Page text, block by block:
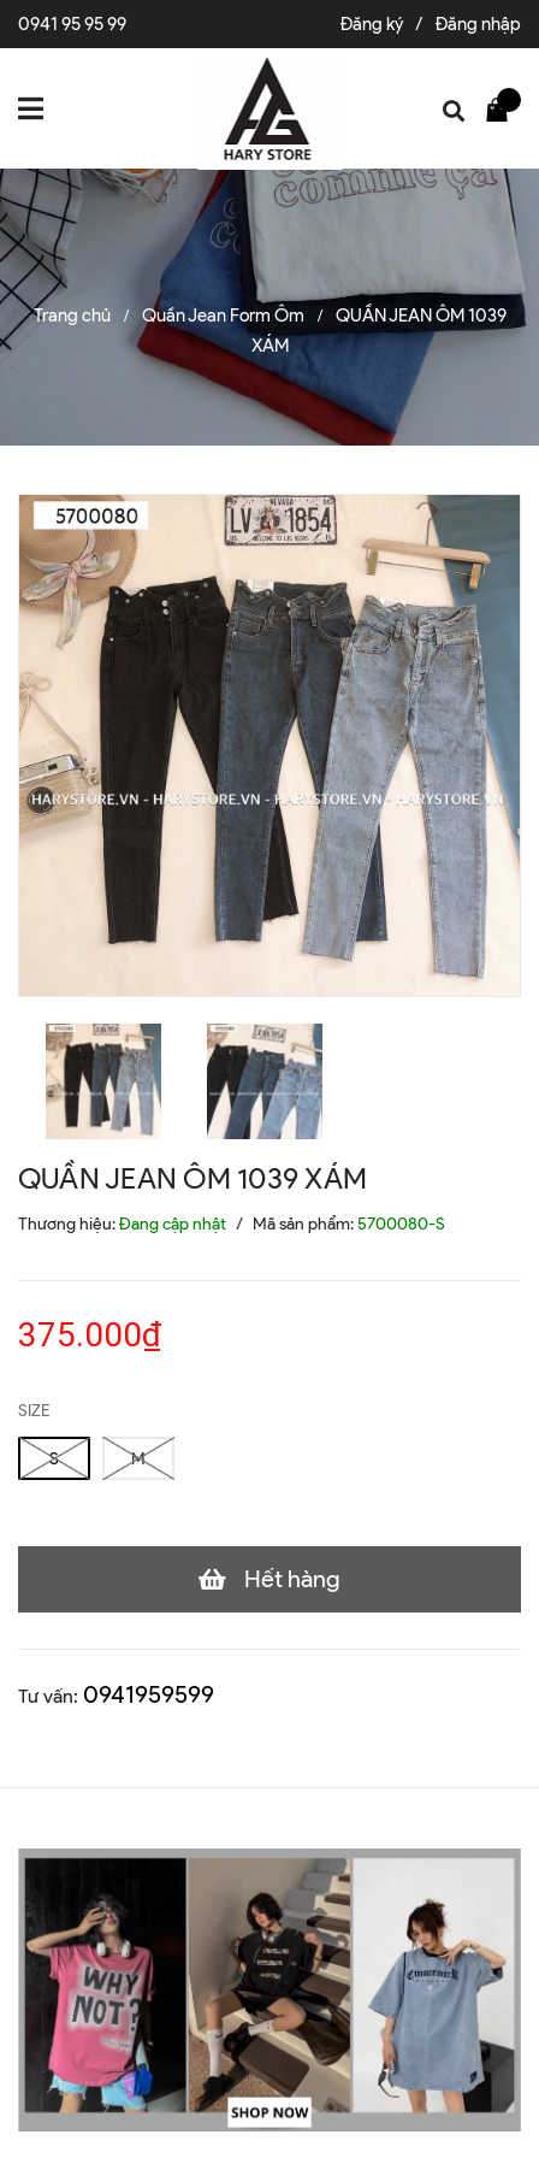
0941 95 95 99 Đăng ký / Đăng nhập
Trang chủ / Quần Jean Form Ôm /
QUẦN JEAN ÔM 1039
XÁM
QUẦN JEAN ÔM 1039 XÁM
Thương hiệu:Đang cập nhật / Mã sản phẩm:5700080-S
375.000₫
SIZE
S M
Hết hàng
Tư vấn: 0941959599